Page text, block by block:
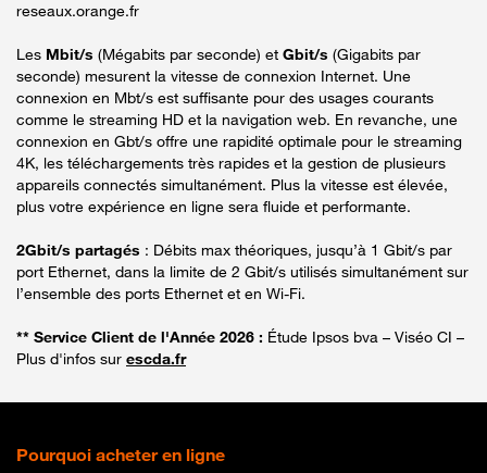
reseaux.orange.fr
Les Mbit/s (Mégabits par seconde) et Gbit/s (Gigabits par
seconde) mesurent la vitesse de connexion Internet. Une
connexion en Mbt/s est suffisante pour des usages courants
comme le streaming HD et la navigation web. En revanche, une
connexion en Gbt/s offre une rapidité optimale pour le streaming
4K, les téléchargements très rapides et la gestion de plusieurs
appareils connectés simultanément. Plus la vitesse est élevée,
plus votre expérience en ligne sera fluide et performante.
2Gbit/s partagés : Débits max théoriques, jusqu’à 1 Gbit/s par
port Ethernet, dans la limite de 2 Gbit/s utilisés simultanément sur
l’ensemble des ports Ethernet et en Wi-Fi.
** Service Client de l'Année 2026 : Étude Ipsos bva – Viséo CI –
Plus d'infos sur escda.fr
Pourquoi acheter en ligne